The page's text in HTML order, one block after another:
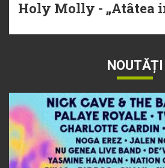
Holy Molly - „Atâtea
NOUTĂȚI